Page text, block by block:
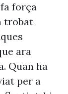
força
trobat
ara
Quan ha
per a